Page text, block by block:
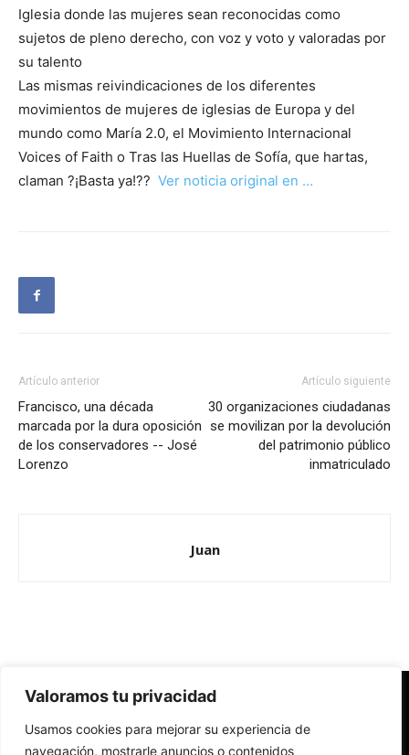
Valoramos tu privacidad
Usamos cookies para mejorar su experiencia de
navegación, mostrarle anuncios o contenidos
Iglesia donde las mujeres sean reconocidas como
sujetos de pleno derecho, con voz y voto y valoradas por
su talento
Las mismas reivindicaciones de los diferentes
movimientos de mujeres de iglesias de Europa y del
mundo como María 2.0, el Movimiento Internacional
Voices of Faith o Tras las Huellas de Sofía, que hartas,
claman ?¡Basta ya!?? Ver noticia original en …
Artículo anterior
Francisco, una década
marcada por la dura oposición
de los conservadores -- José
Lorenzo
Artículo siguiente
30 organizaciones ciudadanas
se movilizan por la devolución
del patrimonio público
inmatriculado
Juan
Redes Cristianas
Una mirada alternativa sobre la Iglesia católica y la sociedad
- Colectivos de Redes Cristianas